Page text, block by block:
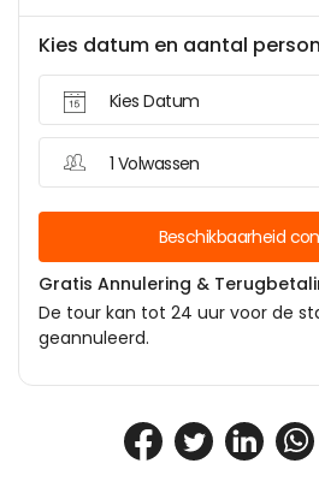
Kies datum en aantal
Kies Datum
1 Volwassen
Beschikbaarheid
Gratis Annulering &
De tour kan tot 24 uur voor de
geannuleerd.